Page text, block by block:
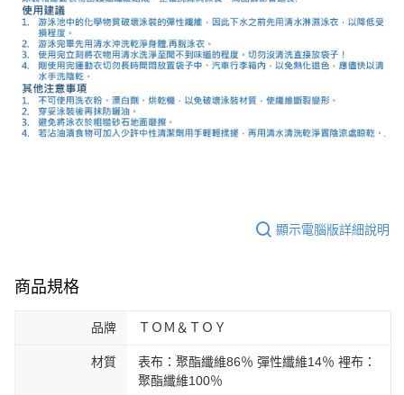
顯示電腦版詳細說明
商品規格
品牌 ＴＯＭ＆ＴＯＹ
材質
表布：聚酯纖維86％ 彈性纖維14％ 裡布：
聚酯纖維100％